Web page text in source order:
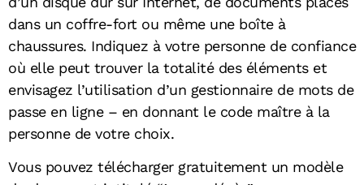
dans un coffre-fort ou même une boîte à
chaussures. Indiquez à votre personne de confiance
où elle peut trouver la totalité des éléments et
envisagez l’utilisation d’un gestionnaire de mots de
passe en ligne – en donnant le code maître à la
personne de votre choix.
Vous pouvez télécharger gratuitement un modèle